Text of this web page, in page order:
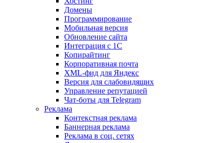
Домены
Программирование
Мобильная версия
Обновление сайта
Интеграция с 1С
Копирайтинг
Корпоративная почта
XML-фид для Яндекс
Версия для слабовидящих
Управление репутацией
Чат-боты для Telegram
Реклама
Контекстная реклама
Баннерная реклама
Реклама в соц. сетях